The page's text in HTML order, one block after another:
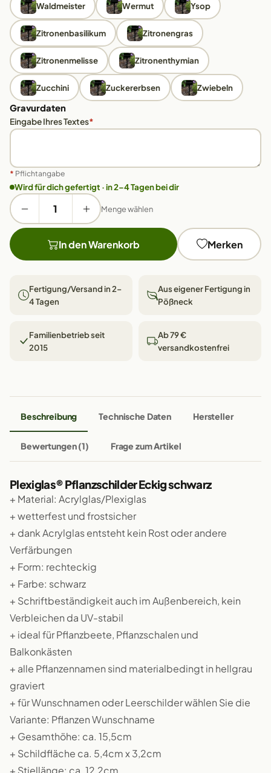
Waldmeister Wermut Ysop
Zitronenbasilikum Zitronengras
Zitronenmelisse Zitronenthymian
Zucchini Zuckererbsen Zwiebeln
Gravurdaten
Eingabe Ihres Textes*
* Pflichtangabe
Wird für dich gefertigt · in 2–4 Tagen bei dir
Menge wählen
In den Warenkorb Merken
Fertigung/Versand in 2–
4 Tagen
Aus eigener Fertigung in
Pößneck
Familienbetrieb seit
2015
Ab 79 €
versandkostenfrei
Beschreibung Technische Daten Hersteller
Bewertungen (1) Frage zum Artikel
Plexiglas® Pflanzschilder Eckig schwarz
+ Material: Acrylglas/Plexiglas
+ wetterfest und frostsicher
+ dank Acrylglas entsteht kein Rost oder andere
Verfärbungen
+ Form: rechteckig
+ Farbe: schwarz
+ Schriftbeständigkeit auch im Außenbereich, kein
Verbleichen da UV-stabil
+ ideal für Pflanzbeete, Pflanzschalen und
Balkonkästen
+ alle Pflanzennamen sind materialbedingt in hellgrau
graviert
+ für Wunschnamen oder Leerschilder wählen Sie die
Variante: Pflanzen Wunschname
+ Gesamthöhe: ca. 15,5cm
+ Schildfläche ca. 5,4cm x 3,2cm
+ Stiellänge: ca. 12,2cm